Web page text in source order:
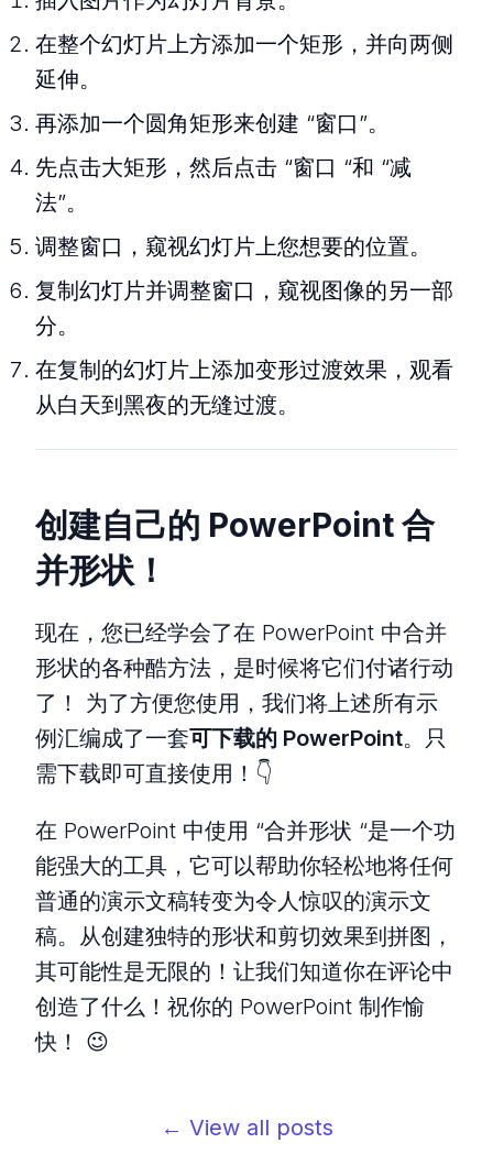
在整个幻灯片上方添加一个矩形，并向两侧
延伸。
再添加一个圆角矩形来创建 “窗口”。
先点击大矩形，然后点击 “窗口 “和 “减
法”。
调整窗口，窥视幻灯片上您想要的位置。
复制幻灯片并调整窗口，窥视图像的另一部
分。
在复制的幻灯片上添加变形过渡效果，观看
从白天到黑夜的无缝过渡。
创建自己的 PowerPoint 合
并形状！
现在，您已经学会了在 PowerPoint 中合并
形状的各种酷方法，是时候将它们付诸行动
了！ 为了方便您使用，我们将上述所有示
例汇编成了一套可下载的 PowerPoint。只
需下载即可直接使用！👇
在 PowerPoint 中使用 “合并形状 “是一个功
能强大的工具，它可以帮助你轻松地将任何
普通的演示文稿转变为令人惊叹的演示文
稿。从创建独特的形状和剪切效果到拼图，
其可能性是无限的！让我们知道你在评论中
创造了什么！祝你的 PowerPoint 制作愉
快！ 😉
← View all posts